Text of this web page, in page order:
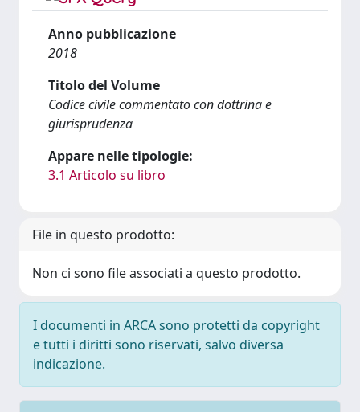
Anno pubblicazione
2018
Titolo del Volume
Codice civile commentato con dottrina e
giurisprudenza
Appare nelle tipologie:
3.1 Articolo su libro
File in questo prodotto:
Non ci sono file associati a questo prodotto.
I documenti in ARCA sono protetti da copyright
e tutti i diritti sono riservati, salvo diversa
indicazione.